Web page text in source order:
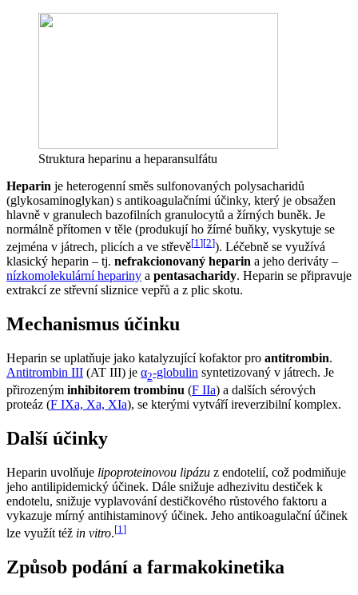
Struktura heparinu a heparansulfátu
Heparin je heterogenní směs sulfonovaných polysacharidů
(glykosaminoglykan) s antikoagulačními účinky, který je obsažen
hlavně v granulech bazofilních granulocytů a žírných buněk. Je
normálně přítomen v těle (produkují ho žírné buňky, vyskytuje se
zejména v játrech, plicích a ve střevě[1 ][2]). Léčebně se využívá
klasický heparin – tj. nefrakcionovaný heparin a jeho deriváty –
nízkomolekulární hepariny a pentasacharidy. Heparin se připravuje
extrakcí ze střevní sliznice vepřů a z plic skotu.
Mechanismus účinku
Heparin se uplatňuje jako katalyzující kofaktor pro antitrombin.
Antitrombin III (AT III) je α2-globulin syntetizovaný v játrech. Je
přirozeným inhibitorem trombinu (F IIa) a dalších sérových
proteáz (F IXa, Xa, XIa), se kterými vytváří ireverzibilní komplex.
Další účinky
Heparin uvolňuje lipoproteinovou lipázu z endotelií, což podmiňuje
jeho antilipidemický účinek. Dále snižuje adhezivitu destiček k
endotelu, snižuje vyplavování destičkového růstového faktoru a
vykazuje mírný antihistaminový účinek. Jeho antikoagulační účinek
lze využít též in vitro.[1 ]
Způsob podání a farmakokinetika